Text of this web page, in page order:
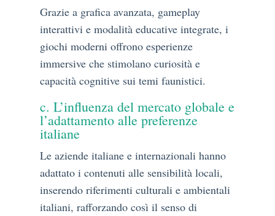
Grazie a grafica avanzata, gameplay
interattivi e modalità educative integrate, i
giochi moderni offrono esperienze
immersive che stimolano curiosità e
capacità cognitive sui temi faunistici.
c. L’influenza del mercato globale e
l’adattamento alle preferenze
italiane
Le aziende italiane e internazionali hanno
adattato i contenuti alle sensibilità locali,
inserendo riferimenti culturali e ambientali
italiani, rafforzando così il senso di